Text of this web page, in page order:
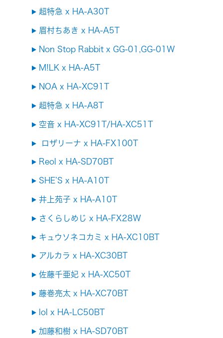
超特急 x HA-A30T
眉村ちあき x HA-A5T
Non Stop Rabbit x GG-01,GG-01W
M!LK x HA-A5T
NOA x HA-XC91T
超特急 x HA-A8T
空音 x HA-XC91T/HA-XC51T
ロザリーナ x HA-FX100T
Reol x HA-SD70BT
SHE’S x HA-A10T
井上苑子 x HA-A10T
さくらしめじ x HA-FX28W
キュウソネコカミ x HA-XC10BT
アルカラ x HA-XC30BT
佐藤千亜妃 x HA-XC50T
藤巻亮太 x HA-XC70BT
lol x HA-LC50BT
加藤和樹 x HA-SD70BT